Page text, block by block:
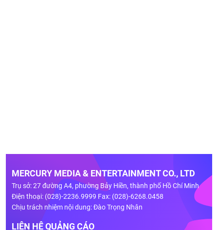
MERCURY MEDIA & ENTERTAINMENT CO., LTD
Trụ sở: 27 đường A4, phường Bảy Hiền, thành phố Hồ Chí Minh
Điện thoại: (028)-2236.9999 Fax: (028)-6268.0458
Chịu trách nhiệm nội dung: Đào Trọng Nhân
LIÊN HỆ QUẢNG CÁO